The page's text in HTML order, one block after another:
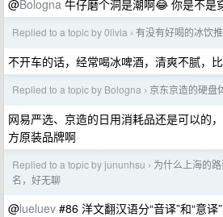
@Bologna 牛仔磨个洞是潮啊😂 你是不是
Replied to a topic by 0livia › 有没有好喝的冰饮
不开车的话，经常喝冰啤酒，清爽不腻，
Replied to a topic by Bologna › 京东京造的硬盘
网易严选、京造的日用消耗品还是可以的
方原装品牌啊
Replied to a topic by jununhsu › 为什么上海的
名，好无聊
@lueluev #86 洋文翻汉语分“音译”和“意译